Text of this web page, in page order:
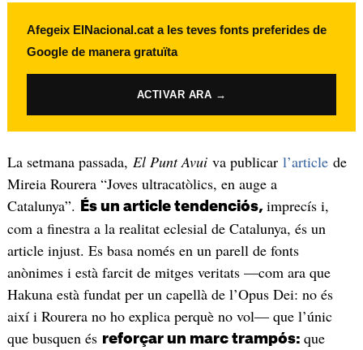
Afegeix ElNacional.cat a les teves fonts preferides de
Google de manera gratuïta
ACTIVAR ARA →
La setmana passada, El Punt Avuiva publicar l’articlede
Mireia Rourera “Joves ultracatòlics, en auge a
Catalunya”.
És un article tendenciós, imprecís i,
com a finestra a la realitat eclesial de Catalunya, és un
article injust. Es basa només en un parell de fonts
anònimes i està farcit de mitges veritats —com ara que
Hakuna està fundat per un capellà de l’Opus Dei: no és
així i Rourera no ho explica perquè no vol— que l’únic
que busquen és reforçar un marc trampós: que